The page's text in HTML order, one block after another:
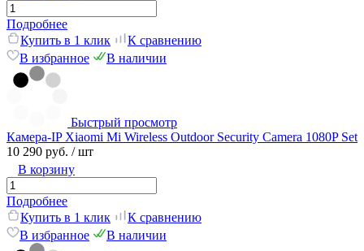
Подробнее
Купить в 1 клик
К сравнению
В избранное
В наличии
Быстрый просмотр
Камера-IP Xiaomi Mi Wireless Outdoor Security Camera 1080P Set
10 290 руб. / шт
В корзину
Подробнее
Купить в 1 клик
К сравнению
В избранное
В наличии